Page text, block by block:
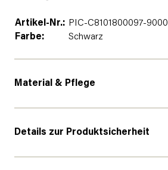
Artikel-Nr.: PIC-C8101800097-9000
Farbe:
Schwarz
Material & Pflege
Details zur Produktsicherheit